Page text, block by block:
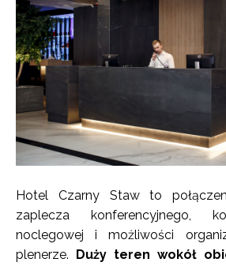
Hotel Czarny Staw to
zaplecza konferencyjnego,
noclegowej i możliwości
plenerze. Duży teren wokół